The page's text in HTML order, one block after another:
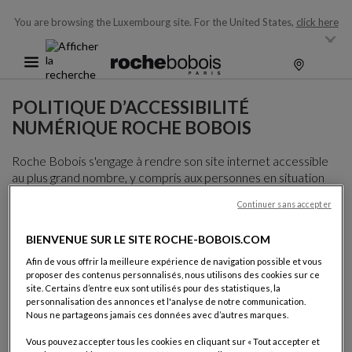
You are browsing the Luxembourg site. For the United States, click here
POLITIQUE D’ACCESSIBILITÉ
NUMÉRIQUE ROCHE BOBOIS
Roche Bobois s'engage à rendre son site internet accessible
au plus grand nombre, y compris aux personnes en situation
reconnues en matière d’accessibilité numérique, notamment
Level AA, éditées par le World Wide Web Consortium
(W3C).
Actions mises en oeuvre :
Réalisation d'audits d'accessibilité annuels par des
consultants spécialisés ;
BIENVENUE SUR LE SITE ROCHE-BOBOIS.COM
Afin de vous offrir la meilleure expérience de navigation possible et vous
proposer des contenus personnalisés, nous utilisons des cookies sur ce
site. Certains d’entre eux sont utilisés pour des statistiques, la
personnalisation des annonces et l'analyse de notre communication.
Nous ne partageons jamais ces données avec d’autres marques.
Vous pouvez accepter tous les cookies en cliquant sur « Tout accepter et
Continuer sans accepter